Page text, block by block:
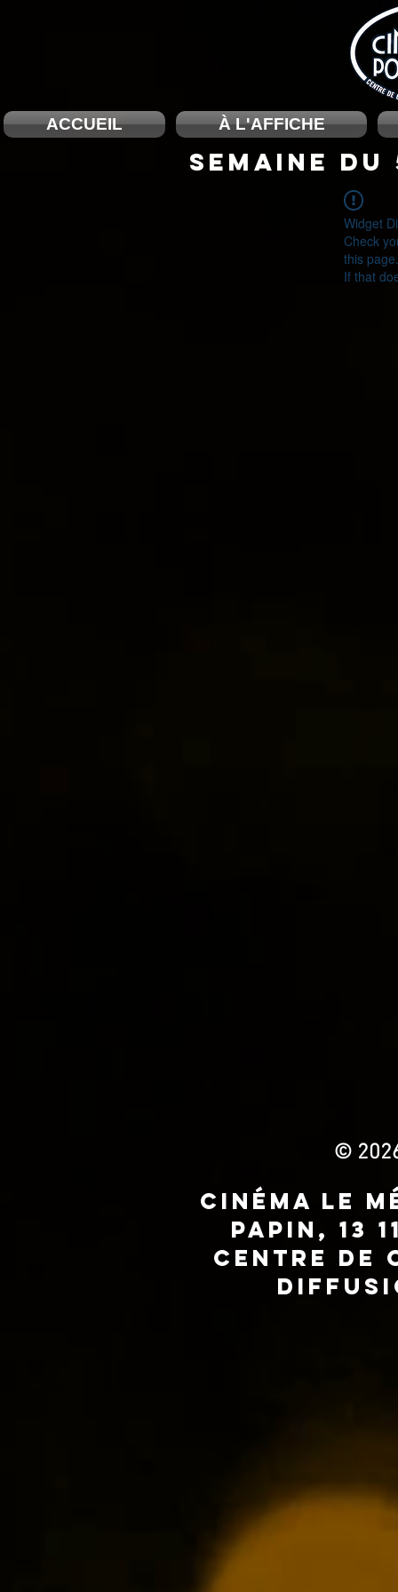
ACCUEIL À L'AFFICHE
SEMAINE
Widget
Check
this page.
If that
©
Cinéma Le
Papin, 13
Centre de